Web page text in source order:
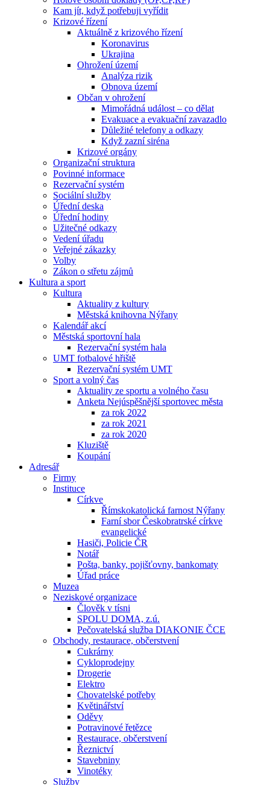
Kam jít, když potřebuji vyřídit
Krizové řízení
Aktuálně z krizového řízení
Koronavirus
Ukrajina
Ohrožení území
Analýza rizik
Obnova území
Občan v ohrožení
Mimořádná událost – co dělat
Evakuace a evakuační zavazadlo
Důležité telefony a odkazy
Když zazní siréna
Krizové orgány
Organizační struktura
Povinné informace
Rezervační systém
Sociální služby
Úřední deska
Úřední hodiny
Užitečné odkazy
Vedení úřadu
Veřejné zákazky
Volby
Zákon o střetu zájmů
Kultura a sport
Kultura
Aktuality z kultury
Městská knihovna Nýřany
Kalendář akcí
Městská sportovní hala
Rezervační systém hala
UMT fotbalové hřiště
Rezervační systém UMT
Sport a volný čas
Aktuality ze sportu a volného času
Anketa Nejúspěšnější sportovec města
za rok 2022
za rok 2021
za rok 2020
Kluziště
Koupání
Adresář
Firmy
Instituce
Církve
Římskokatolická farnost Nýřany
Farní sbor Českobratrské církve
evangelické
Hasiči, Policie ČR
Notář
Pošta, banky, pojišťovny, bankomaty
Úřad práce
Muzea
Neziskové organizace
Člověk v tísni
SPOLU DOMA, z.ú.
Pečovatelská služba DIAKONIE ČCE
Obchody, restaurace, občerstvení
Cukrárny
Cykloprodejny
Drogerie
Elektro
Chovatelské potřeby
Květinářství
Oděvy
Potravinové řetězce
Restaurace, občerstvení
Řeznictví
Stavebniny
Vinotéky
Služby